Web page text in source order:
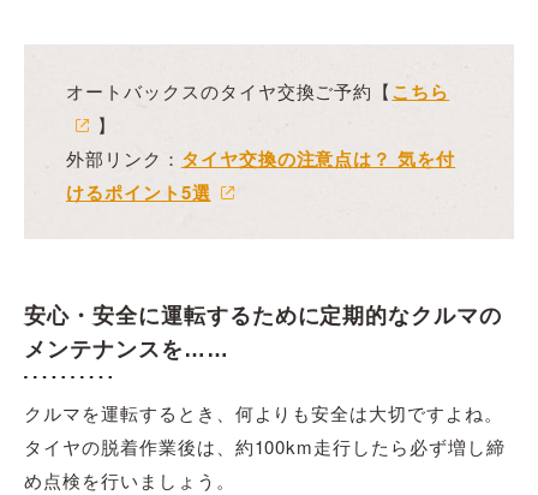
オートバックスのタイヤ交換ご予約【こちら
】
外部リンク： タイヤ交換の注意点は？ 気を付
けるポイント5選
安心・安全に運転するために定期的なクルマの
メンテナンスを……
クルマを運転するとき、何よりも安全は大切ですよね。
タイヤの脱着作業後は、約100km走行したら必ず増し締
め点検を行いましょう。